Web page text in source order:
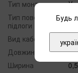
Тип монтажу
У
Тип поверхні
підлоги
Вид кабелю
Довжина
Ширина
Будь